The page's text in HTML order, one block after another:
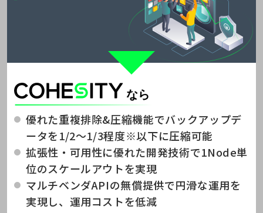
優れた重複排除&圧縮機能でバックアップデ
ータを1/2～1/3程度※以下に圧縮可能
拡張性・可用性に優れた開発技術で1Node単
位のスケールアウトを実現
マルチベンダAPIの無償提供で円滑な運用を
実現し、運用コストを低減